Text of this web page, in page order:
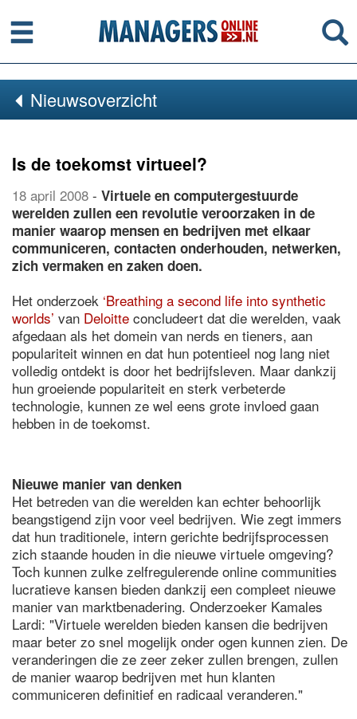
Menu
Nieuwsoverzicht
Is de toekomst virtueel?
18 april 2008 - Virtuele en computergestuurde
werelden zullen een revolutie veroorzaken in de
manier waarop mensen en bedrijven met elkaar
communiceren, contacten onderhouden, netwerken,
zich vermaken en zaken doen.
Het onderzoek ‘Breathing a second life into synthetic
worlds’ van Deloitte concludeert dat die werelden, vaak
afgedaan als het domein van nerds en tieners, aan
populariteit winnen en dat hun potentieel nog lang niet
volledig ontdekt is door het bedrijfsleven. Maar dankzij
hun groeiende populariteit en sterk verbeterde
technologie, kunnen ze wel eens grote invloed gaan
hebben in de toekomst.
Nieuwe manier van denken
Het betreden van die werelden kan echter behoorlijk
beangstigend zijn voor veel bedrijven. Wie zegt immers
dat hun traditionele, intern gerichte bedrijfsprocessen
zich staande houden in die nieuwe virtuele omgeving?
Toch kunnen zulke zelfregulerende online communities
lucratieve kansen bieden dankzij een compleet nieuwe
manier van marktbenadering. Onderzoeker Kamales
Lardi: "Virtuele werelden bieden kansen die bedrijven
maar beter zo snel mogelijk onder ogen kunnen zien. De
veranderingen die ze zeer zeker zullen brengen, zullen
de manier waarop bedrijven met hun klanten
communiceren definitief en radicaal veranderen."